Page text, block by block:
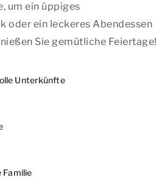
um ein üppiges
oder ein leckeres Abendessen
Sie gemütliche Feiertage!
Unterkünfte
Familie